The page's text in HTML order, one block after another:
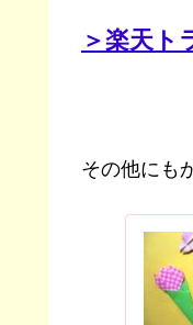
＞楽天ト
その他にも